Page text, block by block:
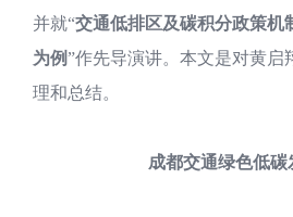
并就“交通低排区及碳积分政策
为例”作先导演讲。本文是对黄启
理和总结。
成都交通绿色低碳